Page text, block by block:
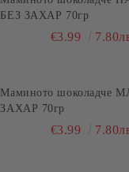
БЕЗ ЗАХАР 70гр
€3.99
Маминото шоколадче
ЗАХАР 70гр
€3.99